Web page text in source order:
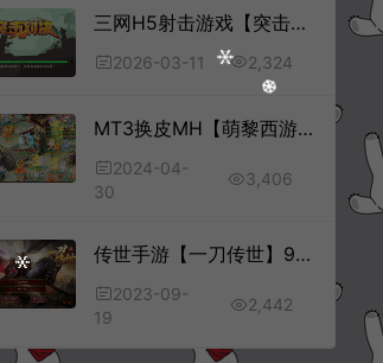
三网H5射击游戏【突击对决H5】3月最新整理Linux手工服务端+Win一键服务端+逆向前端源码+解压即玩+简易安卓客户端+详细搭建教程
2026-03-11 2,324
MT3换皮MH【萌黎西游中变版】4月最新整理Linux手工服务端+版本文档+管理后台+GM后台+安卓苹果双端+详细搭建教程+视频教程
2024-04-
30
3,406
传世手游【一刀传世】9月最新整理Linux手工服务端+明文资源+GM授权后台+安卓苹果双端+详细搭建教程+视频教程
2023-09-
19
2,442